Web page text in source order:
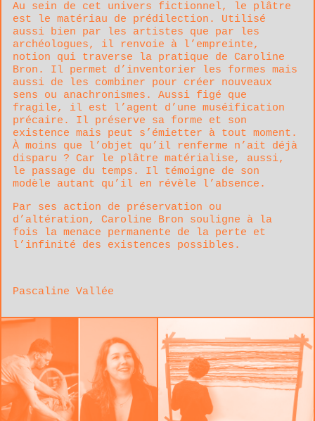
Au sein de cet univers fictionnel, le plâtre
est le matériau de prédilection. Utilisé
aussi bien par les artistes que par les
archéologues, il renvoie à l’empreinte,
notion qui traverse la pratique de Caroline
Bron. Il permet d’inventorier les formes mais
aussi de les combiner pour créer nouveaux
sens ou anachronismes. Aussi figé que
fragile, il est l’agent d’une muséification
précaire. Il préserve sa forme et son
existence mais peut s’émietter à tout moment.
À moins que l’objet qu’il renferme n’ait déjà
disparu ? Car le plâtre matérialise, aussi,
le passage du temps. Il témoigne de son
modèle autant qu’il en révèle l’absence.
Par ses action de préservation ou
d’altération, Caroline Bron souligne à la
fois la menace permanente de la perte et
l’infinité des existences possibles.
Pascaline Vallée